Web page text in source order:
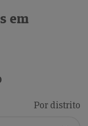
em
Por distrito